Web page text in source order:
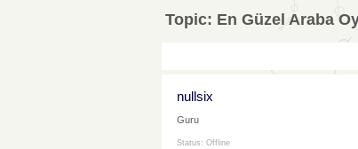
Topic: En Güzel Araba
nullsix
Guru
Status: Offline